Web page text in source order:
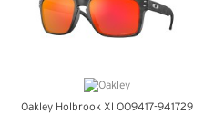
Oakley Holbrook Xl OO9417-941729